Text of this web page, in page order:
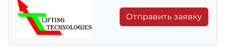
Отправить заявку